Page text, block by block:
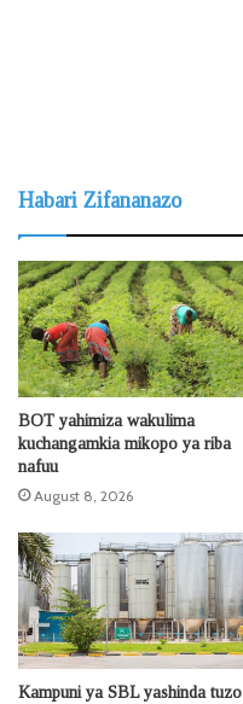
Habari Zifananazo
BOT yahimiza wakulima
kuchangamkia mikopo ya riba
nafuu
August 8, 2026
Kampuni ya SBL yashinda tuzo